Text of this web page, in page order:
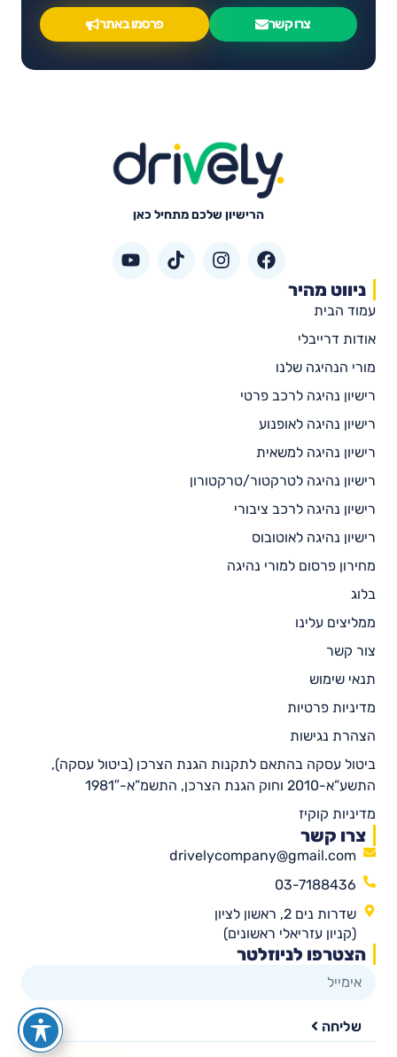
צרו קשר פרסמו באתר
הרישיון שלכם מתחיל כאן
ניווט מהיר
עמוד הבית
אודות דרייבלי
מורי הנהיגה שלנו
רישיון נהיגה לרכב פרטי
רישיון נהיגה לאופנוע
רישיון נהיגה למשאית
רישיון נהיגה לטרקטור/טרקטורון
רישיון נהיגה לרכב ציבורי
רישיון נהיגה לאוטובוס
מחירון פרסום למורי נהיגה
בלוג
ממליצים עלינו
צור קשר
תנאי שימוש
מדיניות פרטיות
הצהרת נגישות
ביטול עסקה בהתאם לתקנות הגנת הצרכן (ביטול עסקה),
התשע”א-2010 וחוק הגנת הצרכן, התשמ”א-1981″
מדיניות קוקיז
צרו קשר
drivelycompany@gmail.com
03-7188436
שדרות נים 2, ראשון לציון
(קניון עזריאלי ראשונים)
הצטרפו לניוזלטר
שליחה